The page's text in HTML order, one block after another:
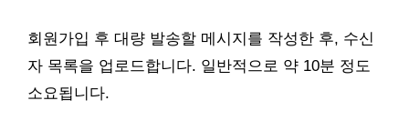
회원가입 후 대량 발송할 메시지를 작성한 후, 수신
자 목록을 업로드합니다. 일반적으로 약 10분 정도
소요됩니다.